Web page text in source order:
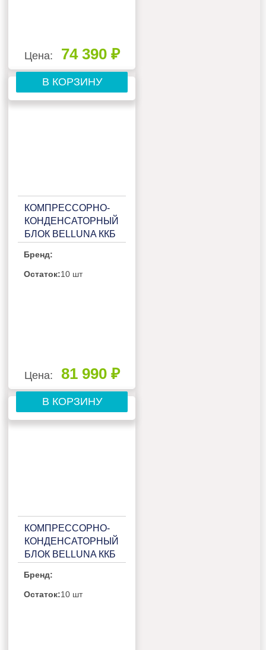
Цена: 74 390 ₽
В КОРЗИНУ
КОМПРЕССОРНО-
КОНДЕНСАТОРНЫЙ
БЛОК BELLUNA ККБ
ПОТРЕБИТЕЛЬ,
БЕЗ РЕСИВЕРА С
Бренд:
Остаток:10 шт
Цена: 81 990 ₽
В КОРЗИНУ
КОМПРЕССОРНО-
КОНДЕНСАТОРНЫЙ
БЛОК BELLUNA ККБ
ПОТРЕБИТЕЛЬ,
БЕЗ РЕСИВЕРА С
Бренд:
Остаток:10 шт